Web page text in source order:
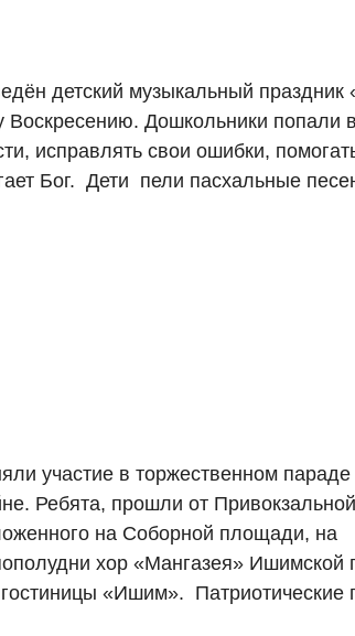
детский музыкальный праздник
Дошкольники попали
исправлять свои ошибки,
Бог. Дети пели пасхальные
участие в торжественном
Ребята, прошли от
на Соборной площади, на
хор «Мангазея» Ишимской
«Ишим». Патриотические